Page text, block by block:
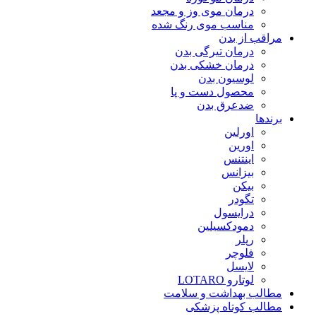
درمان موی وز و مجعد
مناسب موی رنگ شده
مراقب از بدن
درمان تیرگی بدن
درمان خشکی بدن
لوسیون بدن
محصول دست و پا
ضدعرق بدن
برندها
اورلین
اورین
اینتنس
بیزانس
بیکن
تگودر
درایسول
دمودکسیلین
رپلر
فلوچر
لایسل
لوتارو LOTARO
مطالب بهداشت و سلامت
مطالب کوتاه پزشکی